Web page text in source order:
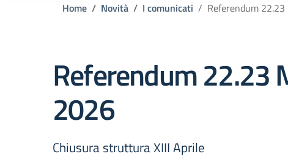
Home Novità I comunicati Referendum
Referendum 22.23
2026
Chiusura struttura XIII Aprile